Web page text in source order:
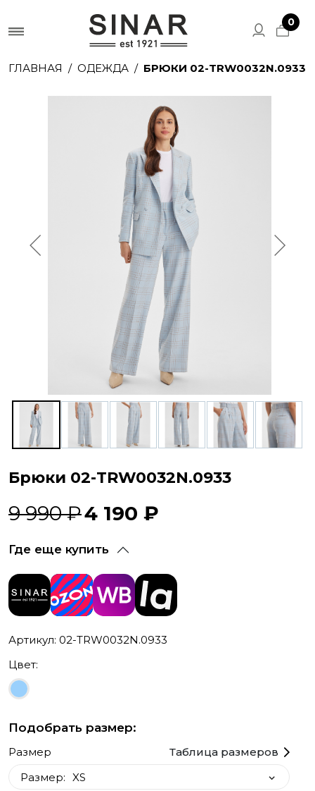
0
ГЛАВНАЯ ОДЕЖДА БРЮКИ 02-TRW0032N.0933
Брюки 02-TRW0032N.0933
9 990 ₽4 190 ₽
Где еще купить
Артикул: 02-TRW0032N.0933
Цвет:
Подобрать размер:
Размер
Таблица размеров
Размер: XS